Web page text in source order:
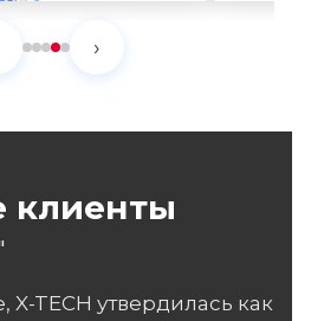
›
клиенты
X-TECH утвердилась как